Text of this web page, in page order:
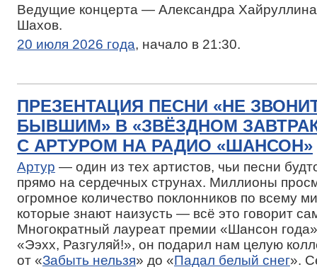
Ведущие концерта — Александра
Шахов.
20 июля 2026 года, начало в 21:30.
ПРЕЗЕНТАЦИЯ ПЕСНИ «НЕ
БЫВШИМ» В «ЗВЁЗДНОМ
С АРТУРОМ НА РАДИО «ШАНСОН»
Артур — один из тех артистов, чьи песни
прямо на сердечных струнах. Миллионы
огромное количество поклонников по всему
которые знают наизусть — всё это говорит
Многократный лауреат премии «Шансон
«Ээхх, Разгуляй!», он подарил нам целую
от «Забыть нельзя» до «Падал белый снег».